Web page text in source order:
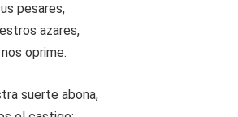
pesares,
azares,
oprime.
suerte abona,